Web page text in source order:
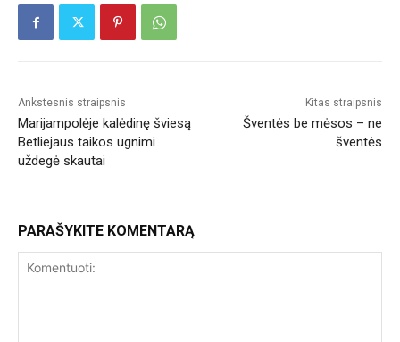
Ankstesnis straipsnis
Marijampolėje kalėdinę šviesą
Betliejaus taikos ugnimi
uždegė skautai
Kitas straipsnis
Šventės be mėsos – ne
šventės
PARAŠYKITE KOMENTARĄ